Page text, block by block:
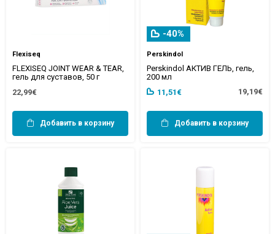
Flexiseq
FLEXISEQ JOINT WEAR & TEAR,
гель для суставов, 50 г
22,99€
Добавить в корзину
-40%
Perskindol
Perskindol АКТИВ ГЕЛЬ, гель,
200 мл
11,51€
19,19€
Добавить в корзину